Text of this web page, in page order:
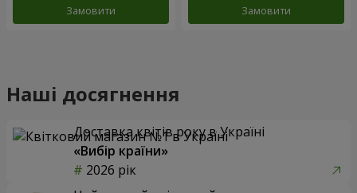
Замовити Замовити
Наші досягнення
Доставка квітів року в Україні
«Вибір країни»
2026 рік